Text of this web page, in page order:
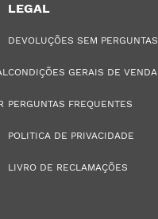
LEGAL
DEVOLUÇÕES SEM PERGUNTAS
CONDIÇÕES GERAIS DE VENDA
PERGUNTAS FREQUENTES
POLITICA DE PRIVACIDADE
LIVRO DE RECLAMAÇÕES